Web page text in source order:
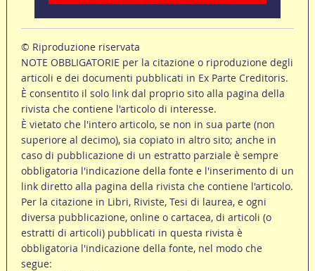
© Riproduzione riservata
NOTE OBBLIGATORIE per la citazione o riproduzione degli
articoli e dei documenti pubblicati in Ex Parte Creditoris.
È consentito il solo link dal proprio sito alla pagina della
rivista che contiene l'articolo di interesse.
È vietato che l'intero articolo, se non in sua parte (non
superiore al decimo), sia copiato in altro sito; anche in
caso di pubblicazione di un estratto parziale è sempre
obbligatoria l'indicazione della fonte e l'inserimento di un
link diretto alla pagina della rivista che contiene l'articolo.
Per la citazione in Libri, Riviste, Tesi di laurea, e ogni
diversa pubblicazione, online o cartacea, di articoli (o
estratti di articoli) pubblicati in questa rivista è
obbligatoria l'indicazione della fonte, nel modo che
segue: